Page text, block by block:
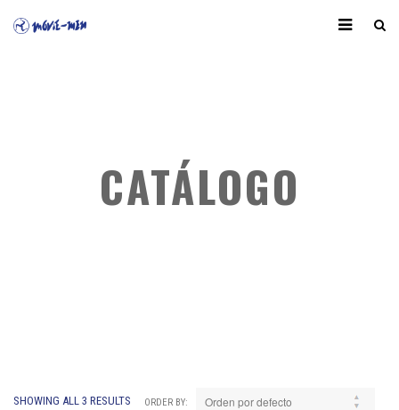
CATÁLOGO
SHOWING ALL 3 RESULTS ORDER BY: